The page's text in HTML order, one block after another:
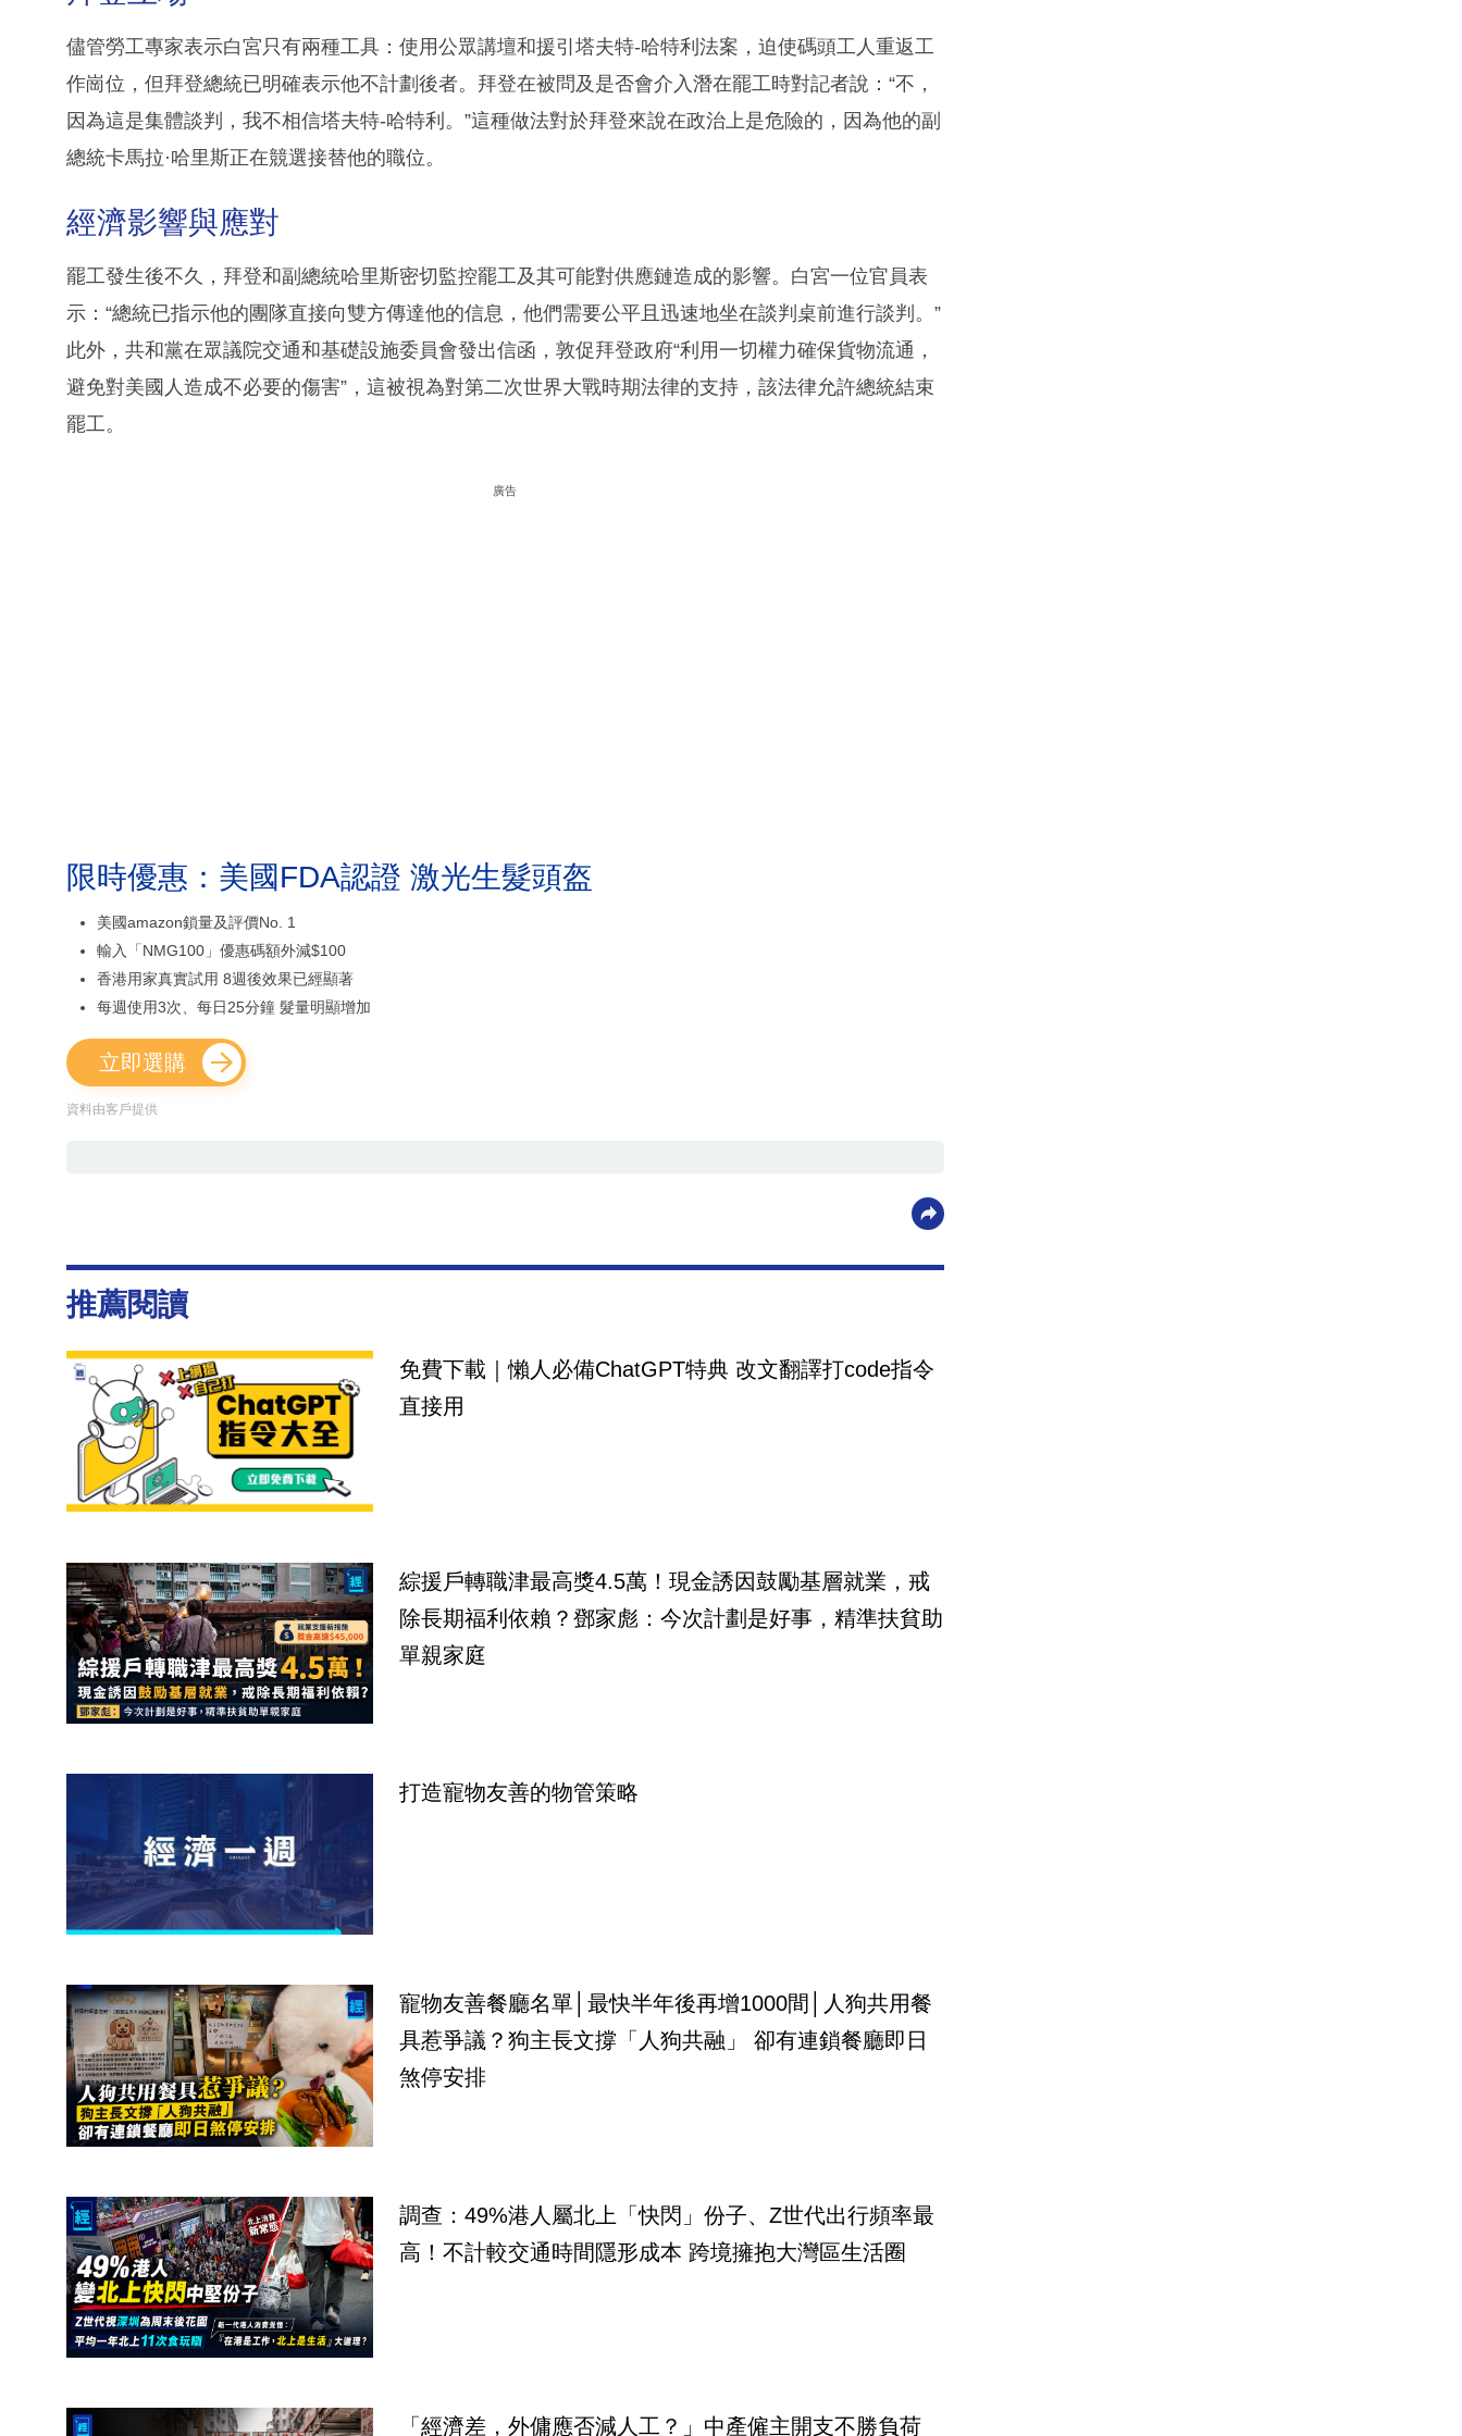
儘管勞工專家表示白宮只有兩種工具：使用公眾講壇和援引塔夫特-哈特利法案，迫使碼頭工人重返工
作崗位，但拜登總統已明確表示他不計劃後者。拜登在被問及是否會介入潛在罷工時對記者說：“不，
因為這是集體談判，我不相信塔夫特-哈特利。”這種做法對於拜登來說在政治上是危險的，因為他的副
總統卡馬拉·哈里斯正在競選接替他的職位。
經濟影響與應對
罷工發生後不久，拜登和副總統哈里斯密切監控罷工及其可能對供應鏈造成的影響。白宮一位官員表
示：“總統已指示他的團隊直接向雙方傳達他的信息，他們需要公平且迅速地坐在談判桌前進行談判。”
此外，共和黨在眾議院交通和基礎設施委員會發出信函，敦促拜登政府“利用一切權力確保貨物流通，
避免對美國人造成不必要的傷害”，這被視為對第二次世界大戰時期法律的支持，該法律允許總統結束
罷工。
廣告
限時優惠：美國FDA認證 激光生髮頭盔
美國amazon鎖量及評價No. 1
輸入「NMG100」優惠碼額外減$100
香港用家真實試用 8週後效果已經顯著
每週使用3次、每日25分鐘 髮量明顯增加
立即選購
資料由客戶提供
推薦閱讀
免費下載｜懶人必備ChatGPT特典 改文翻譯打code指令
直接用
綜援戶轉職津最高獎4.5萬！現金誘因鼓勵基層就業，戒
除長期福利依賴？鄧家彪：今次計劃是好事，精準扶貧助
單親家庭
打造寵物友善的物管策略
寵物友善餐廳名單│最快半年後再增1000間│人狗共用餐
具惹爭議？狗主長文撐「人狗共融」 卻有連鎖餐廳即日
煞停安排
調查：49%港人屬北上「快閃」份子、Z世代出行頻率最
高！不計較交通時間隱形成本 跨境擁抱大灣區生活圈
「經濟差，外傭應否減人工？」中產僱主開支不勝負荷